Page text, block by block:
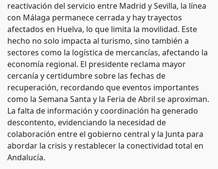
reactivación del servicio entre Madrid y Sevilla, la línea
con Málaga permanece cerrada y hay trayectos
afectados en Huelva, lo que limita la movilidad. Este
hecho no solo impacta al turismo, sino también a
sectores como la logística de mercancías, afectando la
economía regional. El presidente reclama mayor
cercanía y certidumbre sobre las fechas de
recuperación, recordando que eventos importantes
como la Semana Santa y la Feria de Abril se aproximan.
La falta de información y coordinación ha generado
descontento, evidenciando la necesidad de
colaboración entre el gobierno central y la Junta para
abordar la crisis y restablecer la conectividad total en
Andalucía.